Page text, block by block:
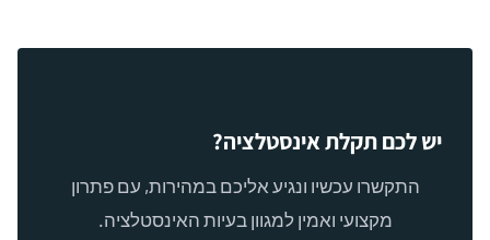
יש לכם תקלת אינסטלציה?
התקשרו עכשיו ונגיע אליכם במהירות, עם פתרון
מקצועי ואמין למגוון בעיות האינסטלציה.